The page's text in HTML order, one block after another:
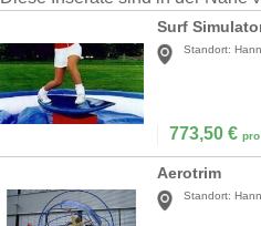
Surf
Standort:
773,50 € pro
Aerotrim
Standort: